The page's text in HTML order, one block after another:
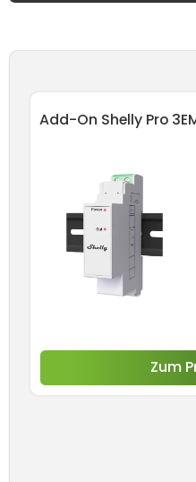
Add-On Shelly Pro
Zum